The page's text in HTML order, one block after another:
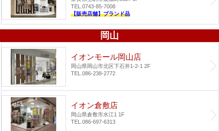
TEL.0743-85-7008
【販売店舗】ブランド品
岡山
イオンモール岡山店
岡山県岡山市北区下石井1-2-1 2F
TEL.086-238-2772
イオン倉敷店
岡山県倉敷市水江1 1F
TEL.086-697-6313